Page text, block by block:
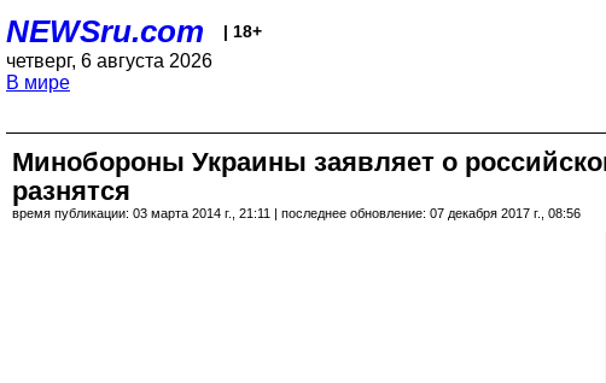
NEWSru.com | 18+
четверг, 6 августа 2026
В мире
Минобороны Украины заявляет о
разнятся
время публикации: 03 марта 2014 г., 21:11 | последнее обновление: 07 декабря 2017 г., 08:56